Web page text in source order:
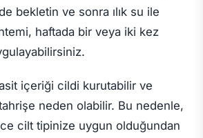
bekletin ve sonra ılık su ile
haftada bir veya iki kez
içeriği cildi kurutabilir ve
neden olabilir. Bu nedenle,
cilt tipinize uygun olduğundan